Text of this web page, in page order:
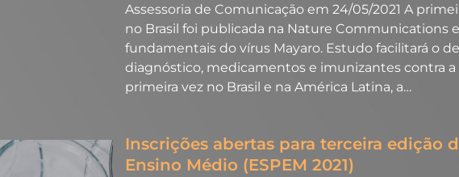
Assessoria de Comunicação em 24/05/2021 A
no Brasil foi publicada na Nature Communications
fundamentais do vírus Mayaro. Estudo facilitará o
diagnóstico, medicamentos e imunizantes contra
primeira vez no Brasil e na América Latina, a…
Inscrições abertas para terceira edição
Ensino Médio (ESPEM 2021)